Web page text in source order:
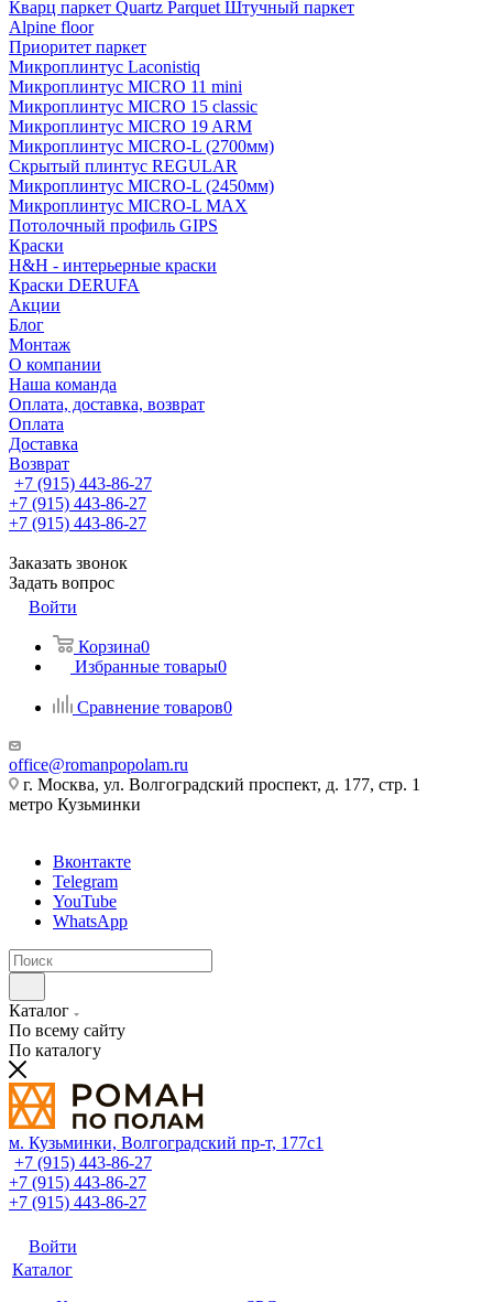
Кварц паркет Quartz Parquet Штучный паркет
Alpine floor
Приоритет паркет
Микроплинтус Laconistiq
Микроплинтус MICRO 11 mini
Микроплинтус MICRO 15 classic
Микроплинтус MICRO 19 ARM
Микроплинтус MICRO-L (2700мм)
Скрытый плинтус REGULAR
Микроплинтус MICRO-L (2450мм)
Микроплинтус MICRO-L MAX
Потолочный профиль GIPS
Краски
H&H - интерьерные краски
Краски DERUFA
Акции
Блог
Монтаж
О компании
Наша команда
Оплата, доставка, возврат
Оплата
Доставка
Возврат
+7 (915) 443-86-27
+7 (915) 443-86-27
+7 (915) 443-86-27
Заказать звонок
Задать вопрос
Войти
Корзина0
Избранные товары0
Сравнение товаров0
office@romanpopolam.ru
г. Москва, ул. Волгоградский проспект, д. 177, стр. 1
метро Кузьминки
Вконтакте
Telegram
YouTube
WhatsApp
Каталог
По всему сайту
По каталогу
м. Кузьминки, Волгоградский пр‑т, 177с1
+7 (915) 443-86-27
+7 (915) 443-86-27
+7 (915) 443-86-27
Войти
Каталог